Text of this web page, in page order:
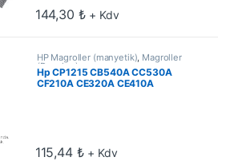
144,30 ₺ + Kdv
HP Magroller (manyetik), Magroller
(Develop)
Hp CP1215 CB540A CC530A
CF210A CE320A CE410A
115,44 ₺ + Kdv